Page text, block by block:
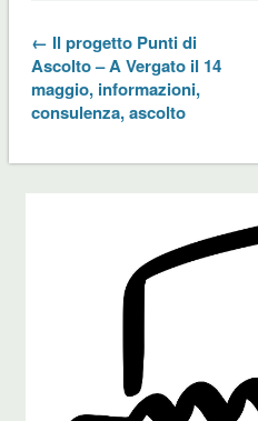
← Il progetto Punti di
Ascolto – A Vergato il 14
maggio, informazioni,
consulenza, ascolto